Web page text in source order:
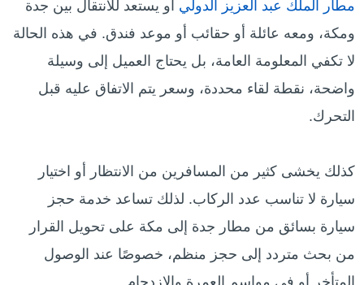
مطار الملك عبد العزيز الدولي أو يستعد للانتقال بين جدة
ومكة، ومعه عائلة أو حقائب أو موعد فندق. في هذه الحالة
لا تكفي المعلومة العامة، بل يحتاج العميل إلى وسيلة
واضحة، نقطة لقاء محددة، وسعر يتم الاتفاق عليه قبل
التحرك.
كذلك يخشى كثير من المسافرين من الانتظار أو اختيار
سيارة لا تناسب عدد الركاب. لذلك تساعد خدمة حجز
سيارة بسائق من مطار جدة إلى مكة على تحويل القرار
من بحث متردد إلى حجز منظم، خصوصًا عند الوصول